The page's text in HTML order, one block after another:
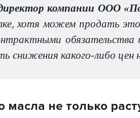
компании ООО
хотя можем продать
снижения какого-либо цен
масла не только